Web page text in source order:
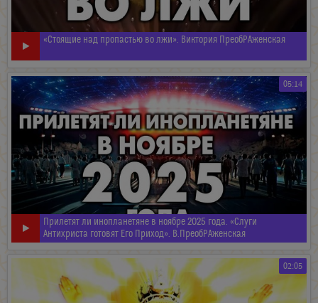
«Стоящие над пропастью во лжи». Виктория ПреобРАженская
05:14
Прилетят ли инопланетяне в ноябре 2025 года. «Слуги
Антихриста готовят Его Приход». В.ПреобРАженская
02:05